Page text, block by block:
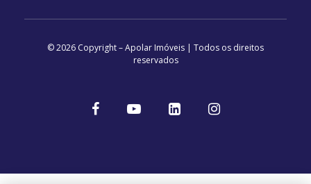
© 2026 Copyright – Apolar Imóveis | Todos os direitos
reservados